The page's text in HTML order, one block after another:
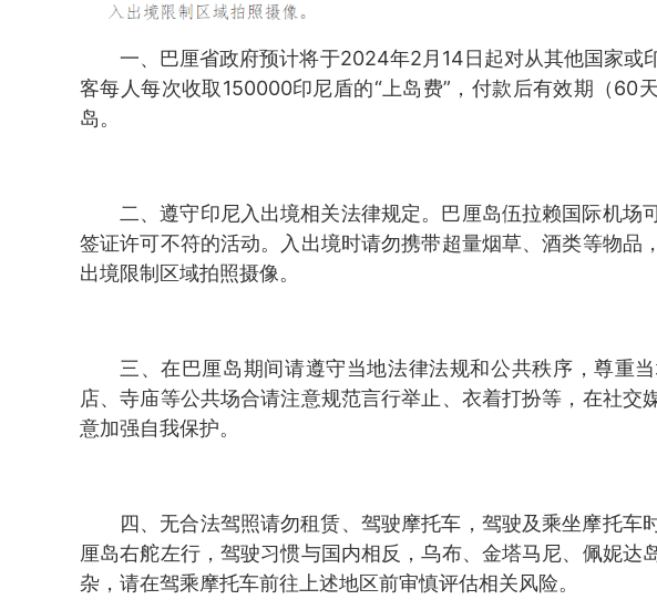
一、巴厘省政府预计将于2024年2月14日起对从其他国家或
客每人每次收取150000印尼盾的“上岛费”，付款后有效期（60
岛。
二、遵守印尼入出境相关法律规定。巴厘岛伍拉赖国际机场
签证许可不符的活动。入出境时请勿携带超量烟草、酒类等物品
出境限制区域拍照摄像。
三、在巴厘岛期间请遵守当地法律法规和公共秩序，尊重
店、寺庙等公共场合请注意规范言行举止、衣着打扮等，在社交
意加强自我保护。
四、无合法驾照请勿租赁、驾驶摩托车，驾驶及乘坐摩托车
厘岛右舵左行，驾驶习惯与国内相反，乌布、金塔马尼、佩妮达
杂，请在驾乘摩托车前往上述地区前审慎评估相关风险。